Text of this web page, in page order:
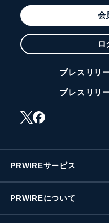
会
ロ
プレスリリ
プレスリリ
PRWIREサービス
PRWIREについて